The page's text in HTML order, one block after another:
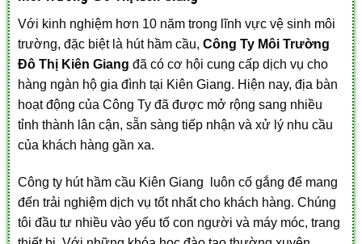
Với kinh nghiệm hơn 10 năm trong lĩnh vực vệ sinh môi
trường, đặc biệt là hút hầm cầu, Công Ty Môi Trường
Đô Thị Kiên Giang đã có cơ hội cung cấp dịch vụ cho
hàng ngàn hộ gia đình tại Kiên Giang. Hiện nay, địa bàn
hoạt động của Công Ty đã được mở rộng sang nhiều
tỉnh thành lân cận, sẵn sàng tiếp nhận và xử lý nhu cầu
của khách hàng gần xa.
Công ty hút hầm cầu Kiên Giang luôn cố gắng để mang
đến trải nghiệm dịch vụ tốt nhất cho khách hàng. Chúng
tôi đầu tư nhiều vào yếu tố con người và máy móc, trang